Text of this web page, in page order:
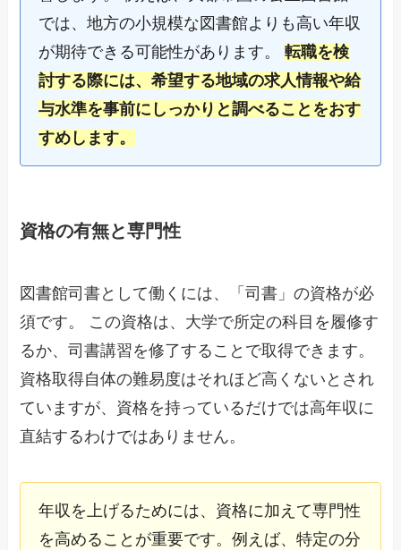
では、地方の小規模な図書館よりも高い年収
が期待できる可能性があります。転職を検
討する際には、希望する地域の求人情報や給
与水準を事前にしっかりと調べることをおす
すめします。
資格の有無と専門性
図書館司書として働くには、「司書」の資格が必
須です。 この資格は、大学で所定の科目を履修す
るか、司書講習を修了することで取得できます。
資格取得自体の難易度はそれほど高くないとされ
ていますが、資格を持っているだけでは高年収に
直結するわけではありません。
年収を上げるためには、資格に加えて専門性
を高めることが重要です。例えば、特定の分